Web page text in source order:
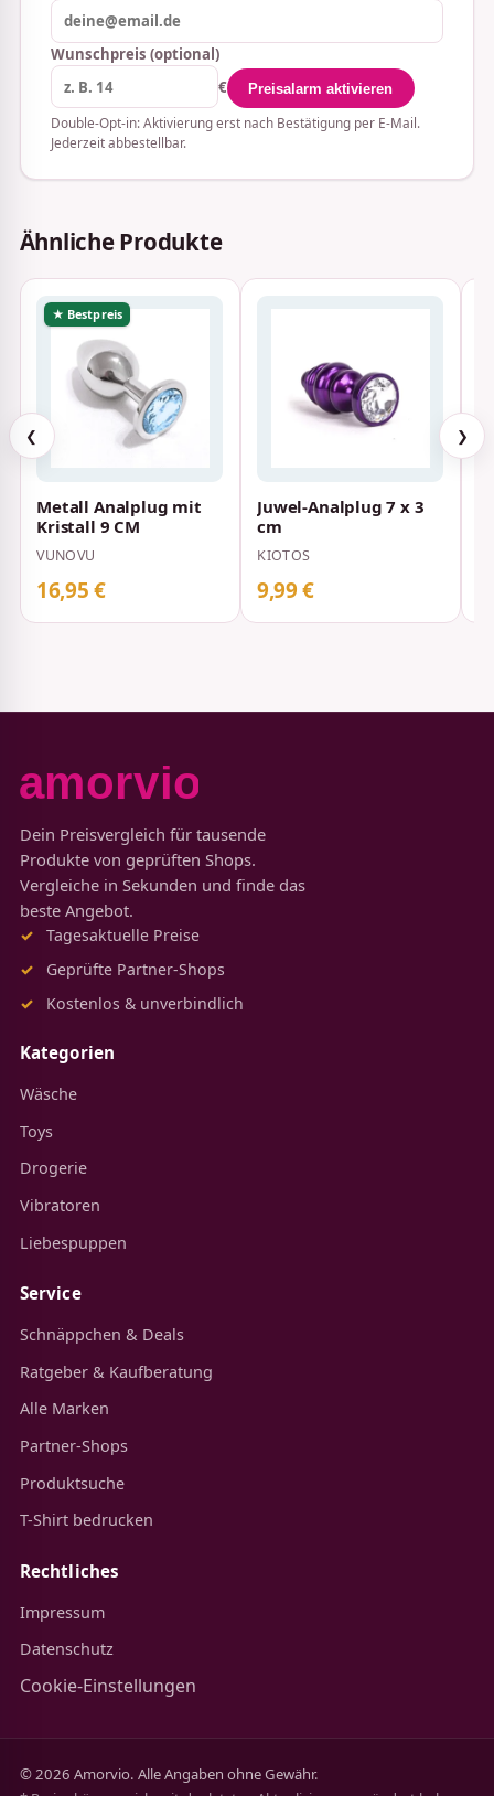
Wunschpreis (optional)
€
Preisalarm aktivieren
Double-Opt-in: Aktivierung erst nach Bestätigung per E-Mail.
Jederzeit abbestellbar.
Ähnliche Produkte
❮
★ Bestpreis
Metall Analplug mit
Kristall 9 CM
VUNOVU
16,95 €
Juwel-Analplug 7 x 3
cm
KIOTOS
9,99 €
❯
Dein Preisvergleich für tausende
Produkte von geprüften Shops.
Vergleiche in Sekunden und finde das
beste Angebot.
Tagesaktuelle Preise
Geprüfte Partner-Shops
Kostenlos & unverbindlich
Kategorien
Wäsche
Toys
Drogerie
Vibratoren
Liebespuppen
Service
Schnäppchen & Deals
Ratgeber & Kaufberatung
Alle Marken
Partner-Shops
Produktsuche
T-Shirt bedrucken
Rechtliches
Impressum
Datenschutz
Cookie-Einstellungen
© 2026 Amorvio. Alle Angaben ohne Gewähr.